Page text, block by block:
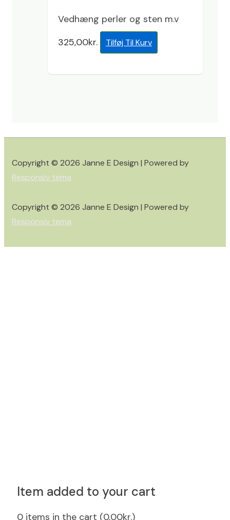
Vedhæng perler og sten m.v
325,00kr. Tilføj Til Kurv
Copyright © 2026 Janne E Design | Powered by
Responsiv tema
Copyright © 2026 Janne E Design | Powered by
Responsiv tema
Item added to your cart
0 items in the cart (0,00kr.)